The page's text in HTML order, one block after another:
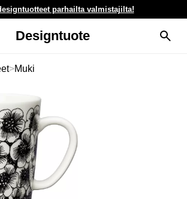
parhailta valmistajilta!
Designtuote
>Muki